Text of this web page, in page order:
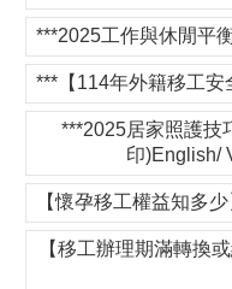
***2025工作與休閒平
***【114年外籍移工安
***2025居家照護技
印)English/
【懷孕移工權益知多
【移工辦理期滿轉換